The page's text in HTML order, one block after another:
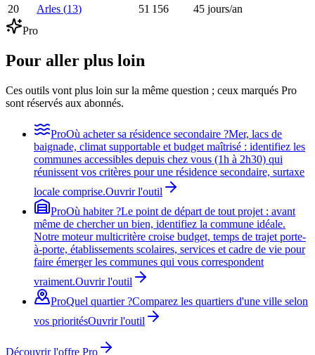
20
Arles (13) 51 156 45 jours/an
Pro
Pour aller plus loin
Ces outils vont plus loin sur la même question ; ceux marqués Pro
sont réservés aux abonnés.
ProOù acheter sa résidence secondaire ?Mer, lacs de
baignade, climat supportable et budget maîtrisé : identifiez les
communes accessibles depuis chez vous (1h à 2h30) qui
réunissent vos critères pour une résidence secondaire, surtaxe
locale comprise.Ouvrir l'outil
ProOù habiter ?Le point de départ de tout projet : avant
même de chercher un bien, identifiez la commune idéale.
Notre moteur multicritère croise budget, temps de trajet porte-
à-porte, établissements scolaires, services et cadre de vie pour
faire émerger les communes qui vous correspondent
vraiment.Ouvrir l'outil
ProQuel quartier ?Comparez les quartiers d'une ville selon
vos prioritésOuvrir l'outil
Découvrir l'offre Pro